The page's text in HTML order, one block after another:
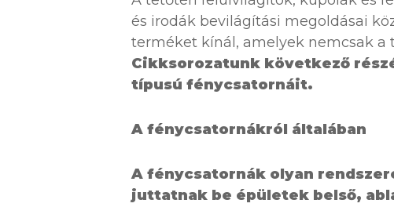
és irodák bevilágítási megoldásai
terméket kínál, amelyek nemcsak a
Cikksorozatunk következő
típusú fénycsatornáit.
A fénycsatornákról általában
A fénycsatornák olyan
juttatnak be épületek belső,